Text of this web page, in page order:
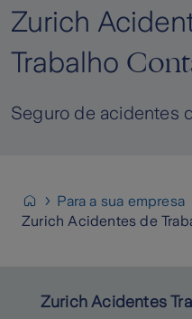
Zurich
Trabalho
Seguro de acidentes
Para a sua empresa
Zurich Acidentes de
Zurich Acidentes